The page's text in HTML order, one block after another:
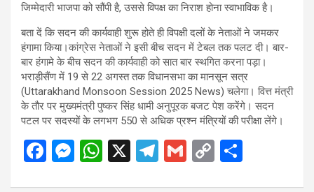
जिम्मेदारी भाजपा को सौंपी है, उससे विपक्ष का निराश होना स्वाभाविक है।
बता दें कि सदन की कार्यवाही शुरू होते ही विपक्षी दलों के नेताओं ने जमकर
हंगामा किया।कांग्रेस नेताओं ने इसी बीच सदन में टेबल तक पलट दी। बार-
बार हंगामे के बीच सदन की कार्यवाही को सात बार स्थगित करना पड़ा।
भराड़ीसैंण में 19 से 22 अगस्त तक विधानसभा का मानसून सत्र
(Uttarakhand Monsoon Session 2025 News) चलेगा। वित्त मंत्री
के तौर पर मुख्यमंत्री पुष्कर सिंह धामी अनुपूरक बजट पेश करेंगे। सदन
पटल पर सदस्यों के लगभग 550 से अधिक प्रश्न मंत्रियों की परीक्षा लेंगे।
F
M W X
T
G
C